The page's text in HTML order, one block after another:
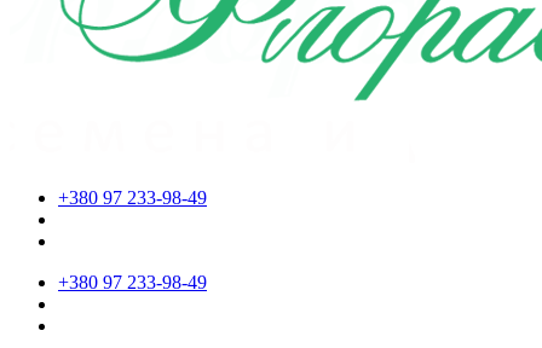
+380 97 233-98-49
+380 97 233-98-49